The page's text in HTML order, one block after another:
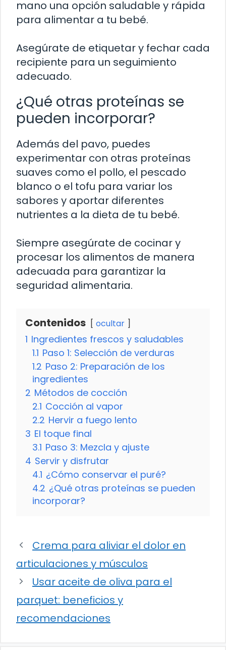
mano una opción saludable y rápida
para alimentar a tu bebé.
Asegúrate de etiquetar y fechar cada
recipiente para un seguimiento
adecuado.
¿Qué otras proteínas se
pueden incorporar?
Además del pavo, puedes
experimentar con otras proteínas
suaves como el pollo, el pescado
blanco o el tofu para variar los
sabores y aportar diferentes
nutrientes a la dieta de tu bebé.
Siempre asegúrate de cocinar y
procesar los alimentos de manera
adecuada para garantizar la
seguridad alimentaria.
Contenidos ocultar
1 Ingredientes frescos y saludables
1.1 Paso 1: Selección de verduras
1.2 Paso 2: Preparación de los
ingredientes
2 Métodos de cocción
2.1 Cocción al vapor
2.2 Hervir a fuego lento
3 El toque final
3.1 Paso 3: Mezcla y ajuste
4 Servir y disfrutar
4.1 ¿Cómo conservar el puré?
4.2 ¿Qué otras proteínas se pueden
incorporar?
Crema para aliviar el dolor en
articulaciones y músculos
Usar aceite de oliva para el
parquet: beneficios y
recomendaciones